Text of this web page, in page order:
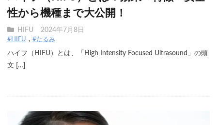
性から機種まで大公開！
HIFU 2024年7月8日
#HIFU #たるみ
ハイフ（HIFU）とは、「High Intensity Focused Ultrasound」の頭
文 […]